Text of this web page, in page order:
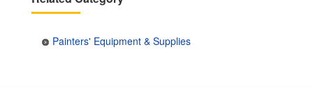
Painters' Equipment & Supplies